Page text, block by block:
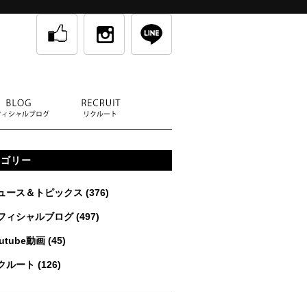
リー
ース＆トピックス (376)
ィシャルブログ(497)
動画 (45)
ルート (126)